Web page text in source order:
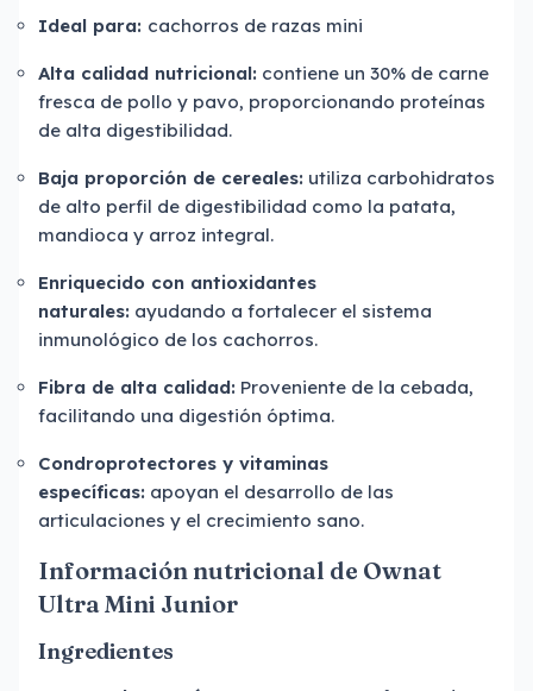
Ideal para: cachorros de razas mini
Alta calidad nutricional: contiene un 30% de carne
fresca de pollo y pavo, proporcionando proteínas
de alta digestibilidad.
Baja proporción de cereales: utiliza carbohidratos
de alto perfil de digestibilidad como la patata,
mandioca y arroz integral.
Enriquecido con antioxidantes
naturales: ayudando a fortalecer el sistema
inmunológico de los cachorros.
Fibra de alta calidad: Proveniente de la cebada,
facilitando una digestión óptima.
Condroprotectores y vitaminas
específicas: apoyan el desarrollo de las
articulaciones y el crecimiento sano.
Información nutricional de Ownat
Ultra Mini Junior
Ingredientes